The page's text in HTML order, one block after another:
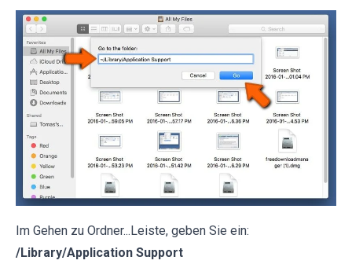
Im Gehen zu Ordner...Leiste, geben Sie ein:
/Library/Application Support